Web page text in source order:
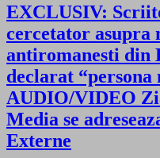
EXCLUSIV:
cercetator asupra
antiromanesti din
declarat
AUDIO/VIDEO
Media se
Externe